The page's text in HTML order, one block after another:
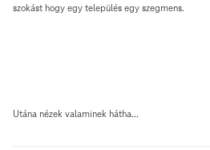
szokást hogy egy település egy szegmens.
Utána nézek valaminek hátha...